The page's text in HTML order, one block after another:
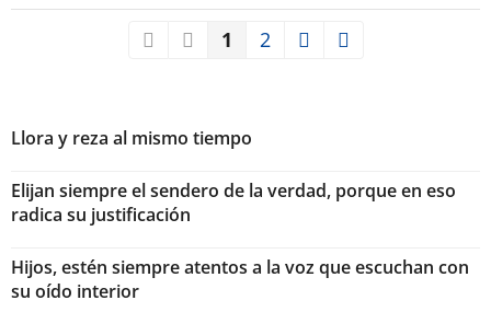
1 2
Llora y reza al mismo tiempo
Elijan siempre el sendero de la verdad, porque en eso
radica su justificación
Hijos, estén siempre atentos a la voz que escuchan con
su oído interior